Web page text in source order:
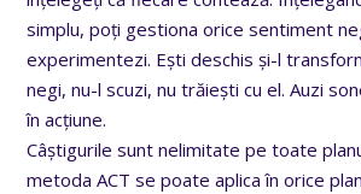
simplu, poți gestiona orice sentiment
experimentezi. Ești deschis și-l
negi, nu-l scuzi, nu trăiești cu el. Auzi
în acțiune.
Câștigurile sunt nelimitate pe toate
metoda ACT se poate aplica în orice